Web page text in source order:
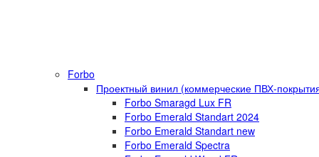
Forbo
Проектный винил (коммерческие ПВХ-
Forbo Smaragd Lux FR
Forbo Emerald Standart 2024
Forbo Emerald Standart new
Forbo Emerald Spectra